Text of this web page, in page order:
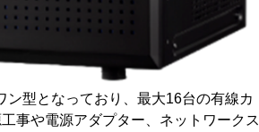
型となっており、最大16台の有線カ
事や電源アダプター、ネットワークス